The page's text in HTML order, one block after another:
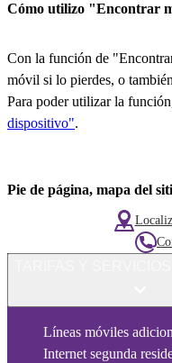
Cómo utilizo "Encontrar
Con la función de
móvil si lo pierdes, o
Para poder utilizar la
dispositivo".
Pie de página, mapa del
Líneas móviles
Internet segunda